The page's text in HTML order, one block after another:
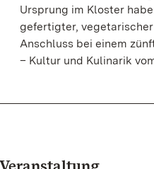
Ursprung im Kloster
gefertigter,
Anschluss bei einem
– Kultur und Kulinarik